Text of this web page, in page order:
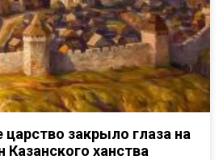
закрыло глаза на
Казанского ханства